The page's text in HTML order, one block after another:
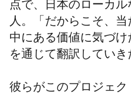
点で、日本のローカ
人。「だからこそ、
中にある価値に気づ
を通じて翻訳していき
彼らがこのプロジェ